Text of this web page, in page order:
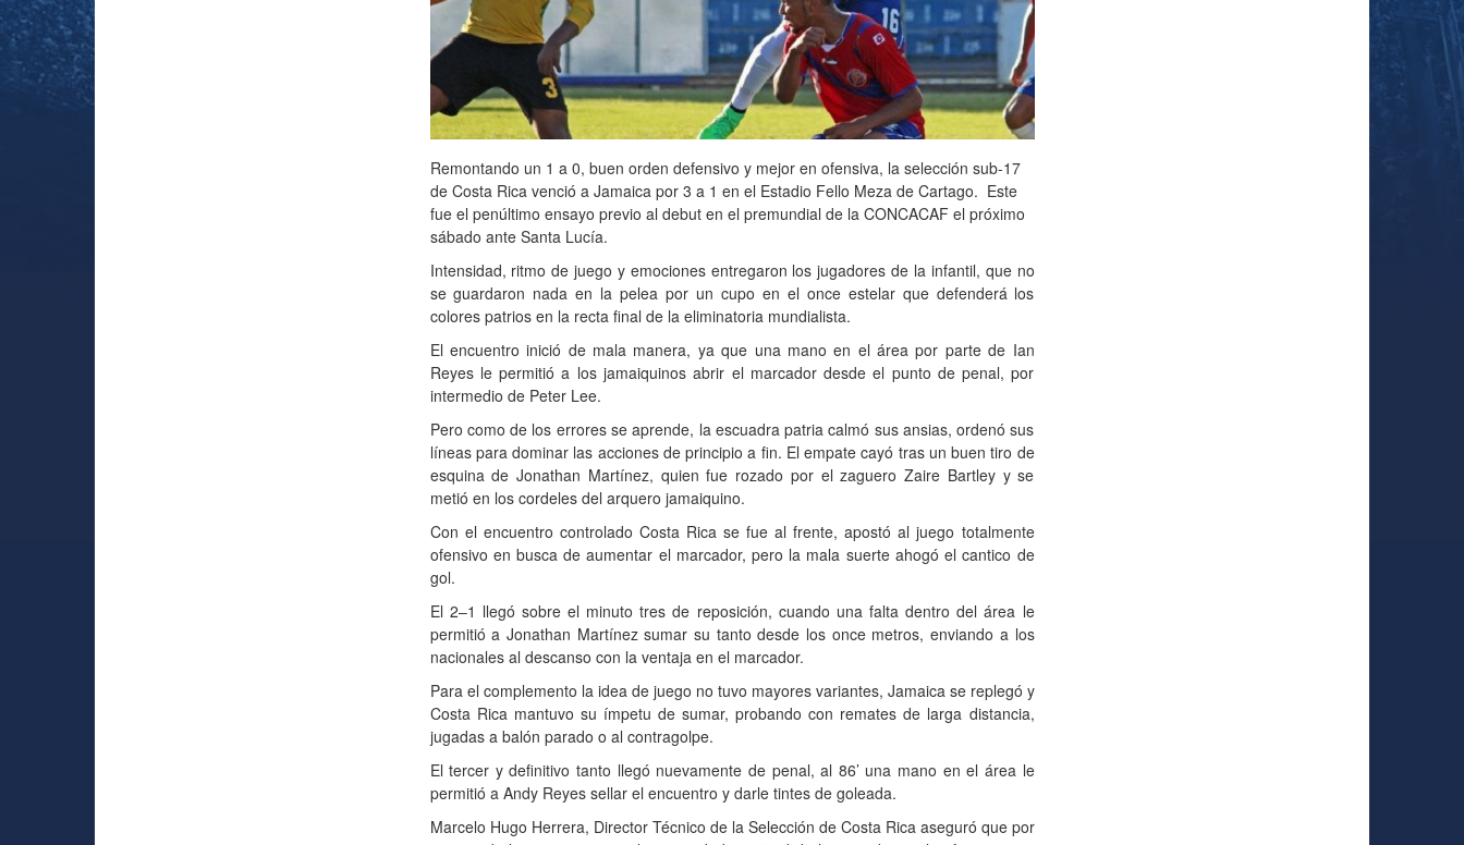
Remontando un 1 a 0, buen orden defensivo y mejor en ofensiva, la selección sub-17
de Costa Rica venció a Jamaica por 3 a 1 en el Estadio Fello Meza de Cartago. Este
fue el penúltimo ensayo previo al debut en el premundial de la CONCACAF el próximo
sábado ante Santa Lucía.
Intensidad, ritmo de juego y emociones entregaron los jugadores de la infantil, que no
se guardaron nada en la pelea por un cupo en el once estelar que defenderá los
colores patrios en la recta final de la eliminatoria mundialista.
El encuentro inició de mala manera, ya que una mano en el área por parte de Ian
Reyes le permitió a los jamaiquinos abrir el marcador desde el punto de penal, por
intermedio de Peter Lee.
Pero como de los errores se aprende, la escuadra patria calmó sus ansias, ordenó sus
líneas para dominar las acciones de principio a fin. El empate cayó tras un buen tiro de
esquina de Jonathan Martínez, quien fue rozado por el zaguero Zaire Bartley y se
metió en los cordeles del arquero jamaiquino.
Con el encuentro controlado Costa Rica se fue al frente, apostó al juego totalmente
ofensivo en busca de aumentar el marcador, pero la mala suerte ahogó el cantico de
gol.
El 2–1 llegó sobre el minuto tres de reposición, cuando una falta dentro del área le
permitió a Jonathan Martínez sumar su tanto desde los once metros, enviando a los
nacionales al descanso con la ventaja en el marcador.
Para el complemento la idea de juego no tuvo mayores variantes, Jamaica se replegó y
Costa Rica mantuvo su ímpetu de sumar, probando con remates de larga distancia,
jugadas a balón parado o al contragolpe.
El tercer y definitivo tanto llegó nuevamente de penal, al 86’ una mano en el área le
permitió a Andy Reyes sellar el encuentro y darle tintes de goleada.
Marcelo Hugo Herrera, Director Técnico de la Selección de Costa Rica aseguró que por